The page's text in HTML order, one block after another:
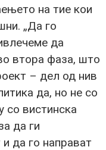
на тие кои
„Да го
да
втора фаза, што
– дел од нив
да, но не со
вистинска
да ги
да го направат